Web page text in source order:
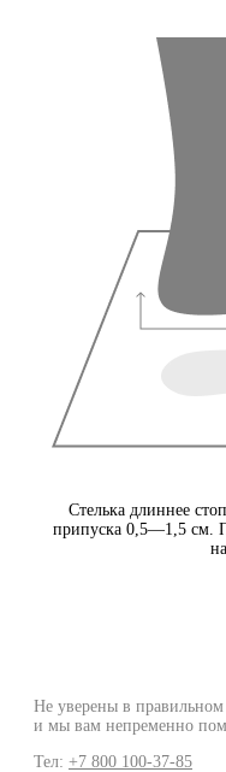
Стелька длиннее
припуска 0,5—1,5 см.
Не уверены в
и мы вам непременно
Тел: +7 800 100-37-85